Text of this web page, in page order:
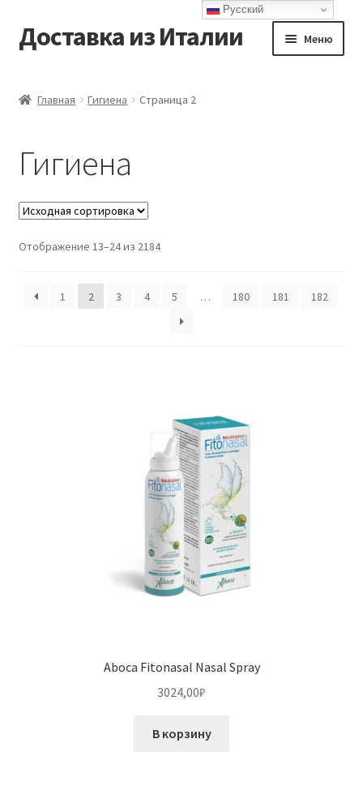
Перейти
к
Перейти
к
Доставка из Италии Меню
Контакты
Корзина
Мой аккаунт
Оформление заказа
Главная Гигиена Страница 2
Гигиена
Отображение 13–24 из 2184
1 2 3 4 5 … 180 181 182
Aboca Fitonasal Nasal Spray
3024,00₽
В корзину
Русский